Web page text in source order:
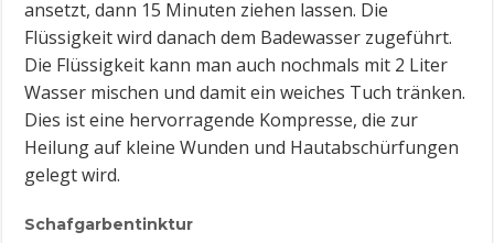
ansetzt, dann 15 Minuten ziehen lassen. Die
Flüssigkeit wird danach dem Badewasser zugeführt.
Die Flüssigkeit kann man auch nochmals mit 2 Liter
Wasser mischen und damit ein weiches Tuch tränken.
Dies ist eine hervorragende Kompresse, die zur
Heilung auf kleine Wunden und Hautabschürfungen
gelegt wird.
Schafgarbentinktur